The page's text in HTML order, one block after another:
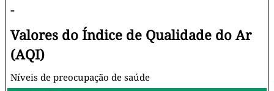
-
Valores do Índice de Qualidade do Ar
(AQI)
Níveis de preocupação de saúde